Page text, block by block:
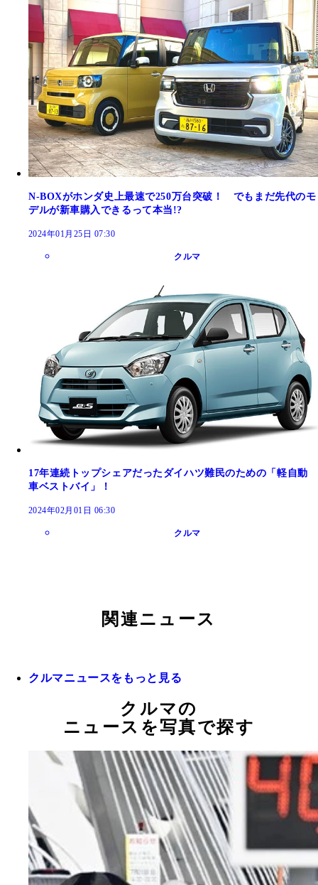
N-BOXがホンダ史上最速で250万台突破！ でもまだ先代のモ
デルが新車購入できるって本当!?
2024年01月25日 07:30
クルマ
17年連続トップシェアだったダイハツ難民のための「軽自動
車ベストバイ」！
2024年02月01日 06:30
クルマ
関連ニュース
クルマニュースをもっと見る
クルマの
ニュースを写真で探す